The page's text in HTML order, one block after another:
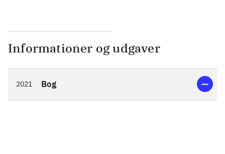
Informationer og udgaver
2021 Bog